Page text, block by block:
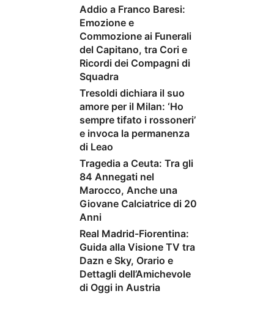
Addio a Franco Baresi:
Emozione e
Commozione ai Funerali
del Capitano, tra Cori e
Ricordi dei Compagni di
Squadra
Tresoldi dichiara il suo
amore per il Milan: ‘Ho
sempre tifato i rossoneri’
e invoca la permanenza
di Leao
Tragedia a Ceuta: Tra gli
84 Annegati nel
Marocco, Anche una
Giovane Calciatrice di 20
Anni
Real Madrid-Fiorentina:
Guida alla Visione TV tra
Dazn e Sky, Orario e
Dettagli dell’Amichevole
di Oggi in Austria